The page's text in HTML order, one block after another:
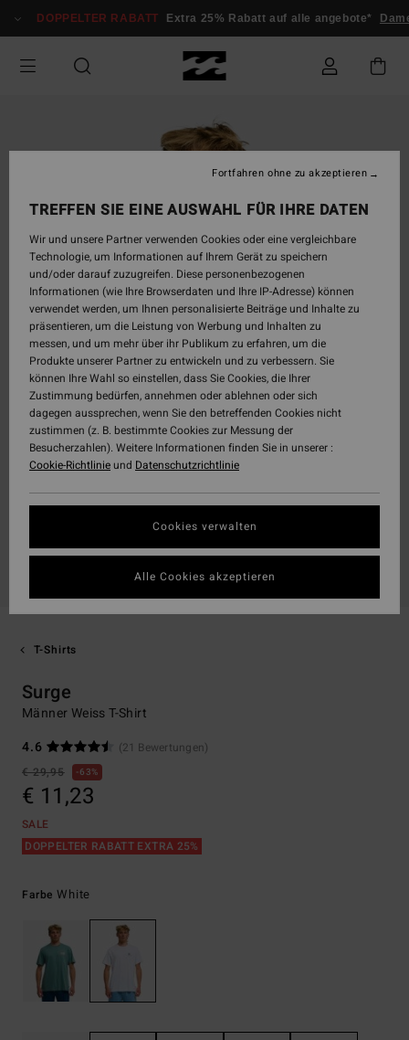
zur
springen
DOPPELTER RABATT Extra 25% Rabatt auf alle angebote*
T-Shirts
Surge
Männer Weiss T-Shirt
4.6
(21 Bewertungen)
€ 29,95
63%
€ 11,23
SALE
DOPPELTER RABATT EXTRA 25%
FarbeWhite
TREFFEN SIE EINE AUSWAHL FÜR IHRE DATEN
Wir und unsere Partner verwenden Cookies oder eine vergleichbare
Technologie, um Informationen auf Ihrem Gerät zu speichern
und/oder darauf zuzugreifen. Diese personenbezogenen
Informationen (wie Ihre Browserdaten und Ihre IP-Adresse) können
verwendet werden, um Ihnen personalisierte Beiträge und Inhalte zu
präsentieren, um die Leistung von Werbung und Inhalten zu
messen, und um mehr über ihr Publikum zu erfahren, um die
Produkte unserer Partner zu entwickeln und zu verbessern. Sie
können Ihre Wahl so einstellen, dass Sie Cookies, die Ihrer
Zustimmung bedürfen, annehmen oder ablehnen oder sich
dagegen aussprechen, wenn Sie den betreffenden Cookies nicht
zustimmen (z. B. bestimmte Cookies zur Messung der
Besucherzahlen). Weitere Informationen finden Sie in unserer :
Cookie-Richtlinieund Datenschutzrichtlinie
Cookies verwalten
Fortfahren ohne zu akzeptieren
Alle Cookies akzeptieren